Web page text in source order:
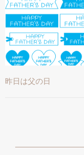
昨日は父の日